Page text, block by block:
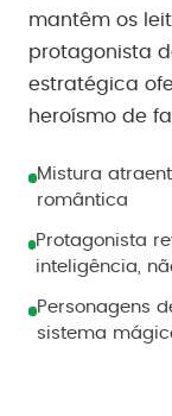
mantêm os
protagonista
estratégica
heroísmo de
Mistura
romântica
Protagonista
inteligência,
Personagens
sistema